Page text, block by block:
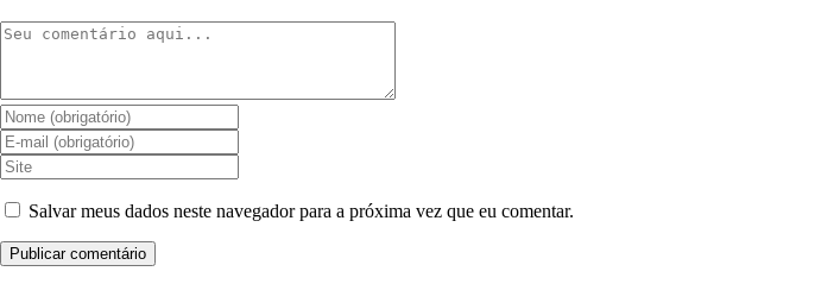
Salvar meus dados neste navegador para a próxima vez que eu comentar.